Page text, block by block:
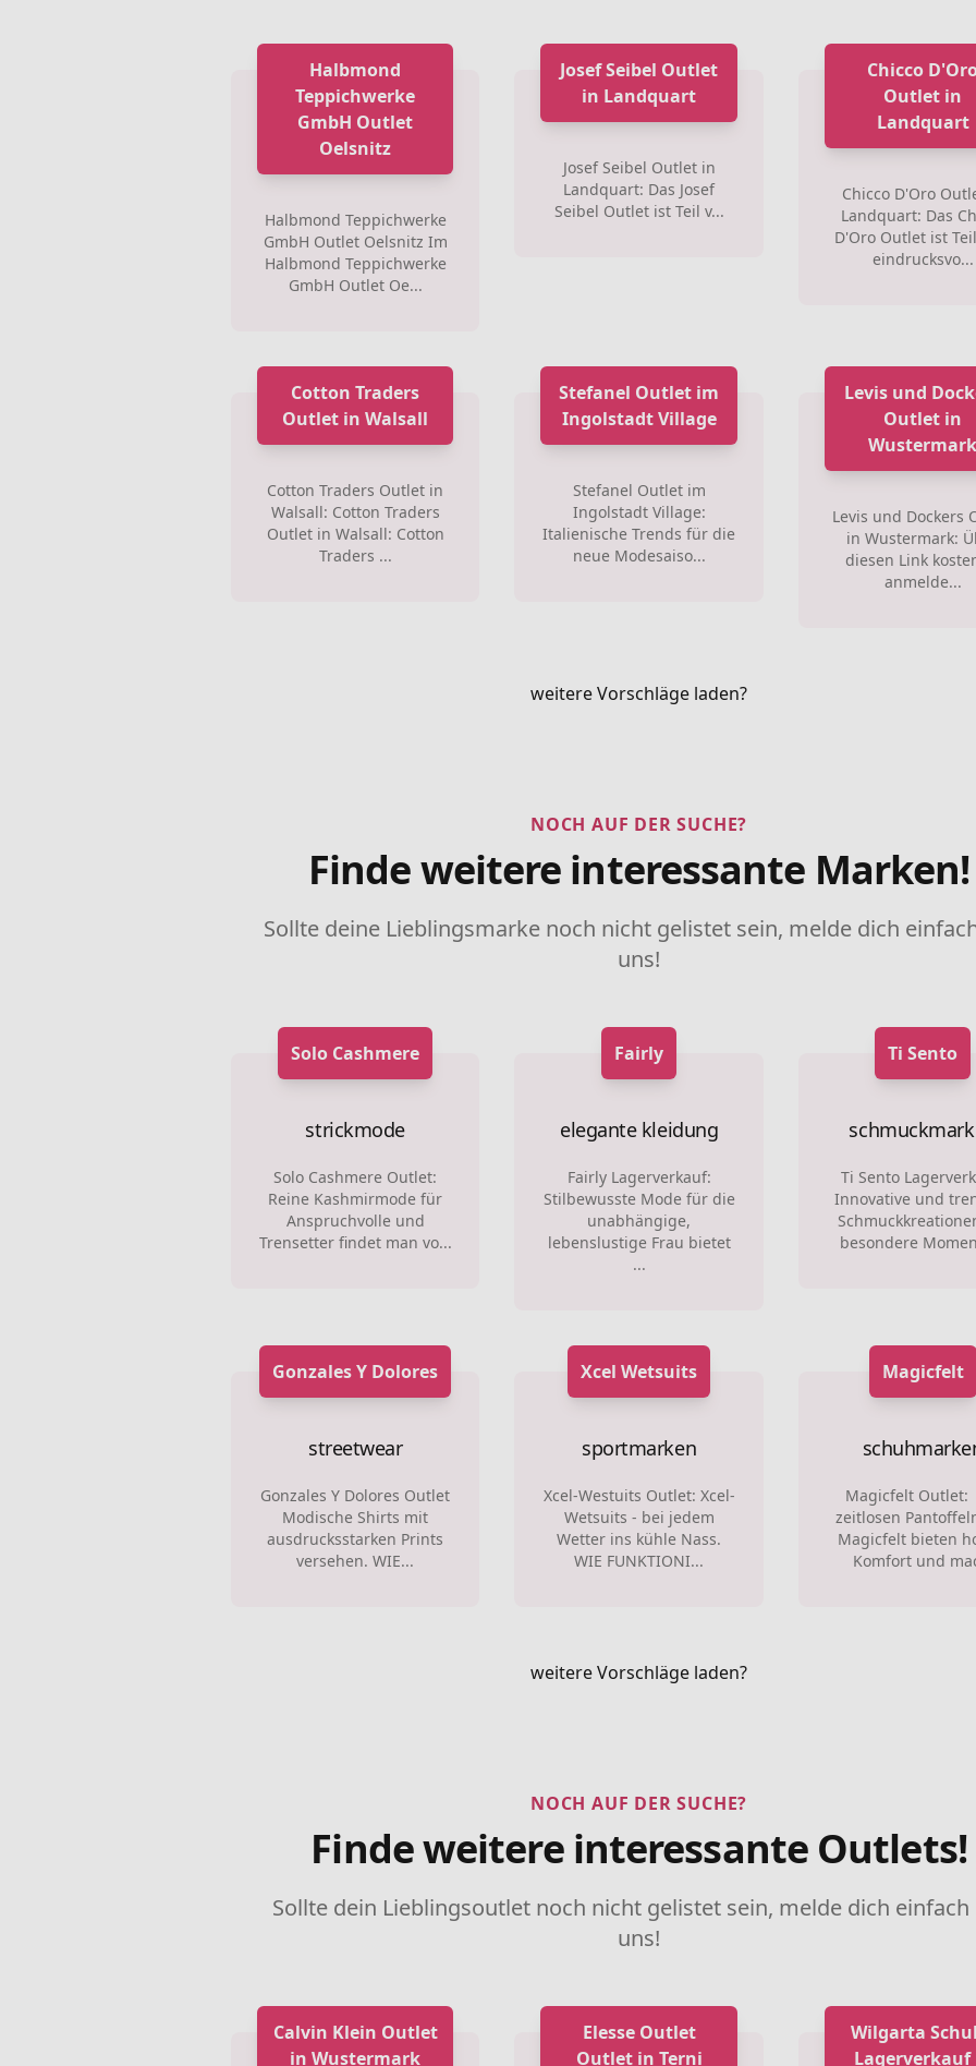
Halbmond
Teppichwerke
GmbH Outlet
Oelsnitz
Halbmond Teppichwerke
GmbH Outlet Oelsnitz Im
Halbmond Teppichwerke
GmbH Outlet Oe...
Josef Seibel Outlet
in Landquart
Josef Seibel Outlet in
Landquart: Das Josef
Seibel Outlet ist Teil v...
Chicco
Outlet in
Landquart
Chicco D'Oro
Landquart: Das
D'Oro Outlet ist
eindrucksvo...
Cotton Traders
Outlet in Walsall
Cotton Traders Outlet in
Walsall: Cotton Traders
Outlet in Walsall: Cotton
Traders ...
Stefanel Outlet im
Ingolstadt Village
Stefanel Outlet im
Ingolstadt Village:
Italienische Trends für die
neue Modesaiso...
Levis und
Outlet in
Levis und Dockers
in Wustermark:
diesen Link
anmelde...
weitere Vorschläge laden?
NOCH AUF DER SUCHE?
Finde weitere interessante Marken!
Sollte deine Lieblingsmarke noch nicht gelistet sein, melde dich
uns!
Solo Cashmere
strickmode
Solo Cashmere Outlet:
Reine Kashmirmode für
Anspruchvolle und
Trensetter findet man vo...
Fairly
elegante kleidung
Fairly Lagerverkauf:
Stilbewusste Mode für die
unabhängige,
lebenslustige Frau bietet
...
Ti Sento
Ti Sento
Innovative und
besondere
Gonzales Y Dolores
streetwear
Gonzales Y Dolores Outlet
Modische Shirts mit
ausdrucksstarken Prints
versehen. WIE...
Xcel Wetsuits
sportmarken
Xcel-Westuits Outlet: Xcel-
Wetsuits - bei jedem
Wetter ins kühle Nass.
WIE FUNKTIONI...
Magicfelt
Magicfelt Outlet:
zeitlosen
Magicfelt bieten
Komfort und
weitere Vorschläge laden?
NOCH AUF DER SUCHE?
Finde weitere interessante Outlets!
Sollte dein Lieblingsoutlet noch nicht gelistet sein, melde dich einfach
uns!
Calvin Klein Outlet
in Wustermark
Elesse Outlet
Outlet in Terni
Wilgarta
Lagerverkauf